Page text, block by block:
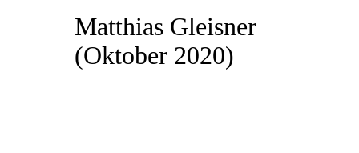
Matthias Gleisner
(Oktober 2020)